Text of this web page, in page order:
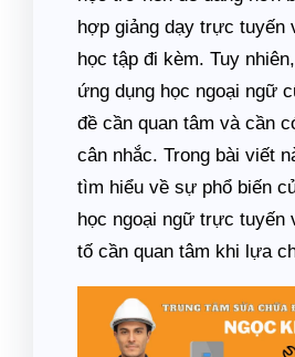
hợp giảng dạy trực tuyến
học tập đi kèm. Tuy
ứng dụng học ngoại ngữ
đề cần quan tâm và cần
cân nhắc. Trong bài viết
tìm hiểu về sự phổ biến
học ngoại ngữ trực tuyến
tố cần quan tâm khi lựa